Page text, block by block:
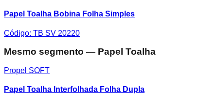
Papel Toalha Bobina Folha Simples
Código: TB SV 20220
Mesmo segmento — Papel Toalha
Propel SOFT
Papel Toalha Interfolhada Folha Dupla